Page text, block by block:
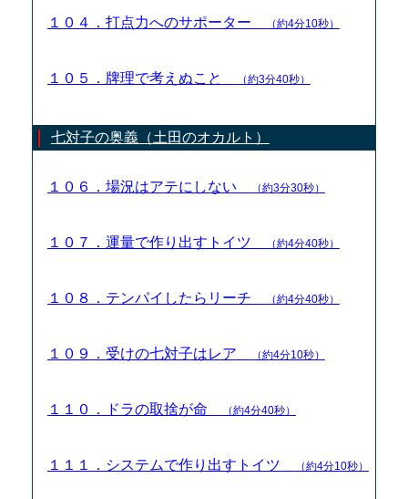
１０４．打点力へのサポーター （約4分10秒）
１０５．牌理で考えぬこと （約3分40秒）
七対子の奥義（土田のオカルト）
１０６．場況はアテにしない （約3分30秒）
１０７．運量で作り出すトイツ （約4分40秒）
１０８．テンパイしたらリーチ （約4分40秒）
１０９．受けの七対子はレア （約4分10秒）
１１０．ドラの取捨が命 （約4分40秒）
１１１．システムで作り出すトイツ （約4分10秒）